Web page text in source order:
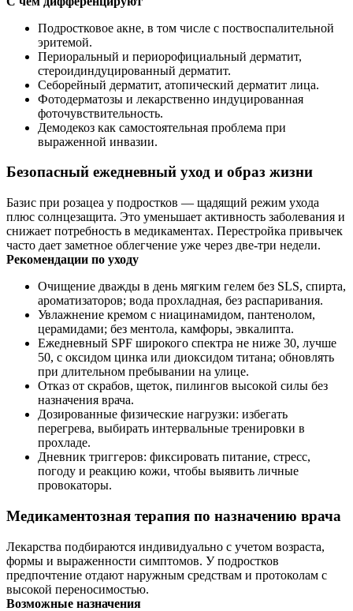
Подростковое акне, в том числе с поствоспалительной
эритемой.
Периоральный и периорофициальный дерматит,
стероидиндуцированный дерматит.
Себорейный дерматит, атопический дерматит лица.
Фотодерматозы и лекарственно индуцированная
фоточувствительность.
Демодекоз как самостоятельная проблема при
выраженной инвазии.
Безопасный ежедневный уход и образ жизни
Базис при розацеа у подростков — щадящий режим ухода
плюс солнцезащита. Это уменьшает активность заболевания и
снижает потребность в медикаментах. Перестройка привычек
часто дает заметное облегчение уже через две-три недели.
Рекомендации по уходу
Очищение дважды в день мягким гелем без SLS, спирта,
ароматизаторов; вода прохладная, без распаривания.
Увлажнение кремом с ниацинамидом, пантенолом,
церамидами; без ментола, камфоры, эвкалипта.
Ежедневный SPF широкого спектра не ниже 30, лучше
50, с оксидом цинка или диоксидом титана; обновлять
при длительном пребывании на улице.
Отказ от скрабов, щеток, пилингов высокой силы без
назначения врача.
Дозированные физические нагрузки: избегать
перегрева, выбирать интервальные тренировки в
прохладе.
Дневник триггеров: фиксировать питание, стресс,
погоду и реакцию кожи, чтобы выявить личные
провокаторы.
Медикаментозная терапия по назначению врача
Лекарства подбираются индивидуально с учетом возраста,
формы и выраженности симптомов. У подростков
предпочтение отдают наружным средствам и протоколам с
высокой переносимостью.
Возможные назначения